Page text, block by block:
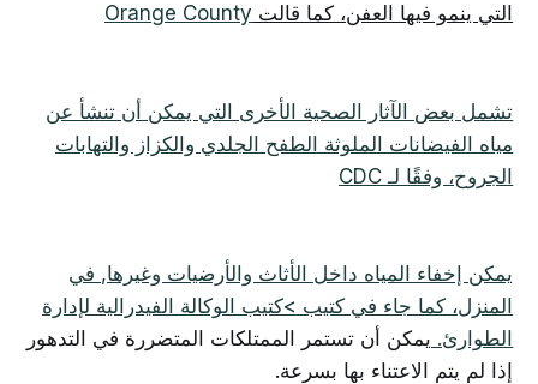
التي ينمو فيها العفن، كما قالت Orange County
تشمل بعض الآثار الصحية الأخرى التي يمكن أن تنشأ عن
مياه الفيضانات الملوثة الطفح الجلدي والكزاز والتهابات
الجروح، وفقًا لـ CDC
يمكن إخفاء المياه داخل الأثاث والأرضيات وغيرها, في
المنزل، كما جاء في كتيب >كتيب الوكالة الفيدرالية لإدارة
الطوارئ. يمكن أن تستمر الممتلكات المتضررة في التدهور
إذا لم يتم الاعتناء بها بسرعة.